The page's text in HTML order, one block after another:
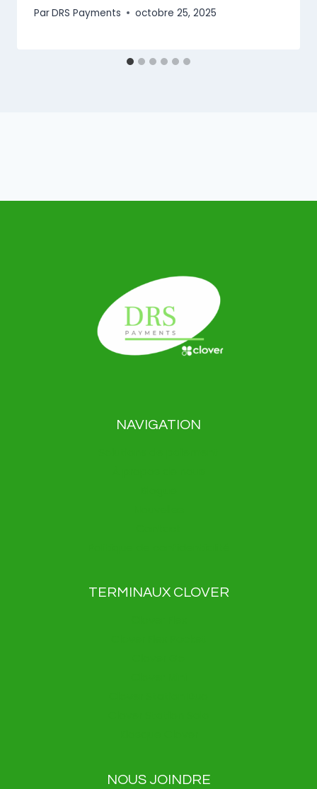
ParDRS Payments octobre 25, 2025
NAVIGATION
TERMINAUX CLOVER
NOUS JOINDRE